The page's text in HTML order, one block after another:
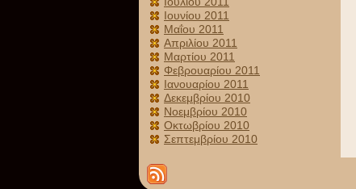
Ιουνίου 2011
Μαΐου 2011
Απριλίου 2011
Μαρτίου 2011
Φεβρουαρίου 2011
Ιανουαρίου 2011
Δεκεμβρίου 2010
Νοεμβρίου 2010
Οκτωβρίου 2010
Σεπτεμβρίου 2010